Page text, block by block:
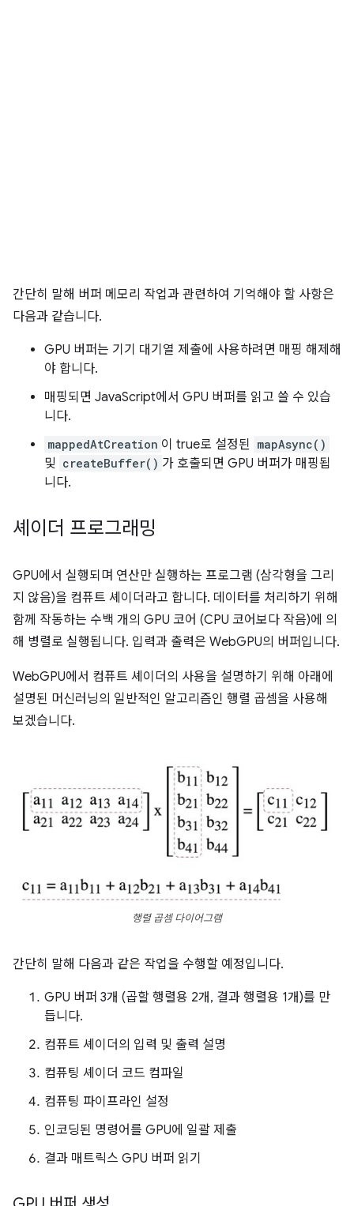
간단히 말해 버퍼 메모리 작업과 관련하여 기억해야 할 사항은
다음과 같습니다.
GPU 버퍼는 기기 대기열 제출에 사용하려면 매핑 해제해
야 합니다.
매핑되면 JavaScript에서 GPU 버퍼를 읽고 쓸 수 있습
니다.
mappedAtCreation 이 true로 설정된 mapAsync()
및 createBuffer() 가 호출되면 GPU 버퍼가 매핑됩
니다.
셰이더 프로그래밍
GPU에서 실행되며 연산만 실행하는 프로그램 (삼각형을 그리
지 않음)을 컴퓨트 셰이더라고 합니다. 데이터를 처리하기 위해
함께 작동하는 수백 개의 GPU 코어 (CPU 코어보다 작음)에 의
해 병렬로 실행됩니다. 입력과 출력은 WebGPU의 버퍼입니다.
WebGPU에서 컴퓨트 셰이더의 사용을 설명하기 위해 아래에
설명된 머신러닝의 일반적인 알고리즘인 행렬 곱셈을 사용해
보겠습니다.
행렬 곱셈 다이어그램
간단히 말해 다음과 같은 작업을 수행할 예정입니다.
GPU 버퍼 3개 (곱할 행렬용 2개, 결과 행렬용 1개)를 만
듭니다.
컴퓨트 셰이더의 입력 및 출력 설명
컴퓨팅 셰이더 코드 컴파일
컴퓨팅 파이프라인 설정
인코딩된 명령어를 GPU에 일괄 제출
결과 매트릭스 GPU 버퍼 읽기